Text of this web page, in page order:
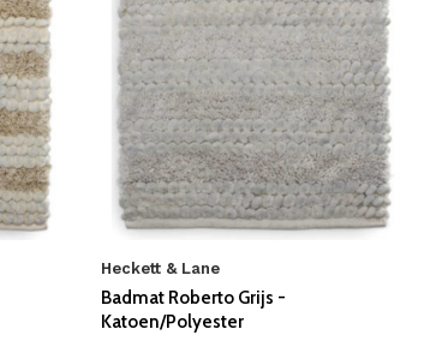
Heckett & Lane
Badmat Roberto Grijs -
Katoen/Polyester